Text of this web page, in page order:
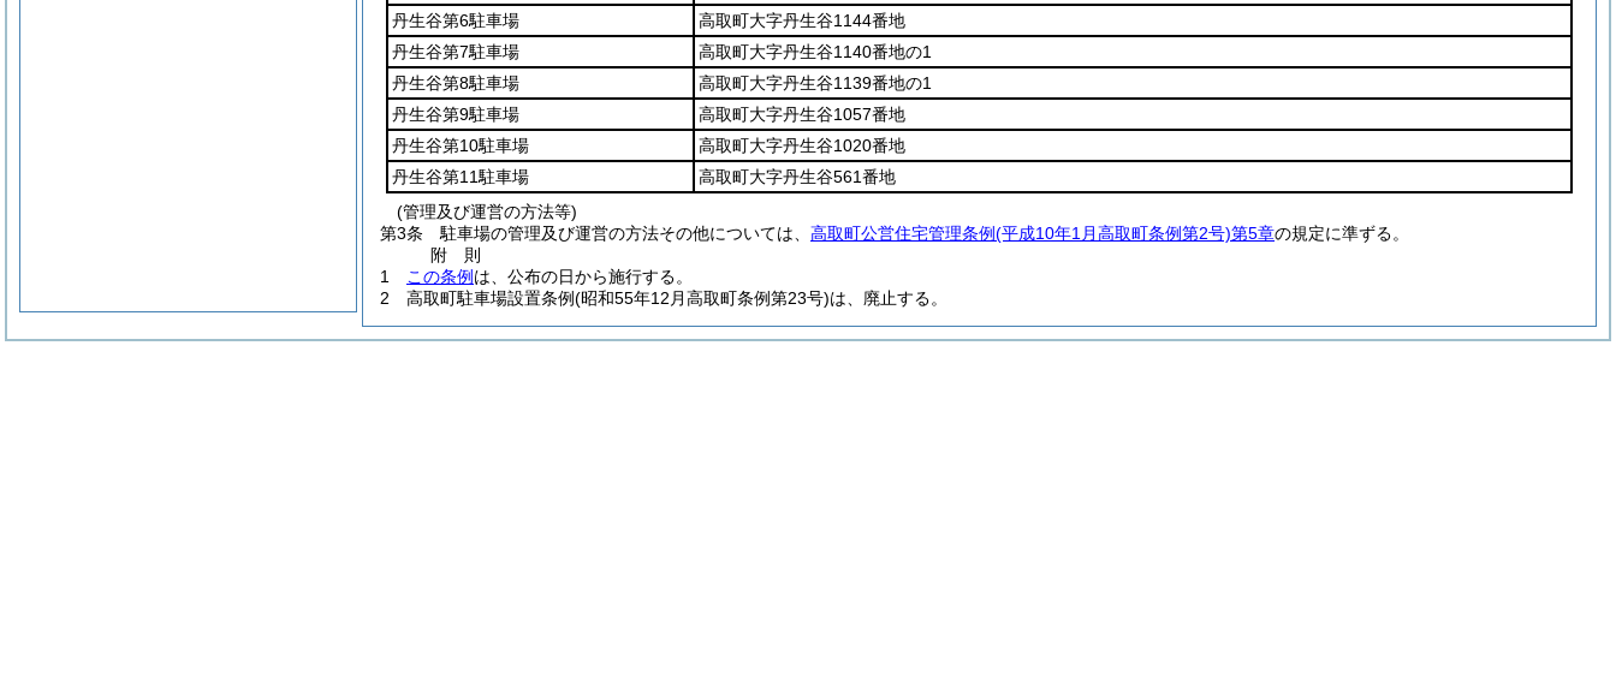
丹生谷第6駐車場
高取町大字丹生谷1144番地
丹生谷第7駐車場
高取町大字丹生谷1140番地の1
丹生谷第8駐車場
高取町大字丹生谷1139番地の1
丹生谷第9駐車場
高取町大字丹生谷1057番地
丹生谷第10駐車場
高取町大字丹生谷1020番地
丹生谷第11駐車場
高取町大字丹生谷561番地
(管理及び運営の方法等)
第3条
駐車場の管理及び運営の方法その他については、 高取町公営住宅管理条例(平成10年1月高取町条例第2号)第5章の規定に準ずる。
附 則
1
この条例 は、公布の日から施行する。
2
高取町駐車場設置条例(昭和55年12月高取町条例第23号)は、廃止する。